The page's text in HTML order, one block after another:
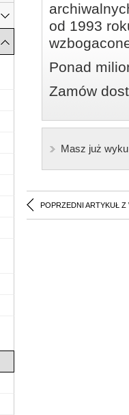
od 1993
Ponad
Zamów
Masz już
POPRZEDNI ARTYKUŁ Z